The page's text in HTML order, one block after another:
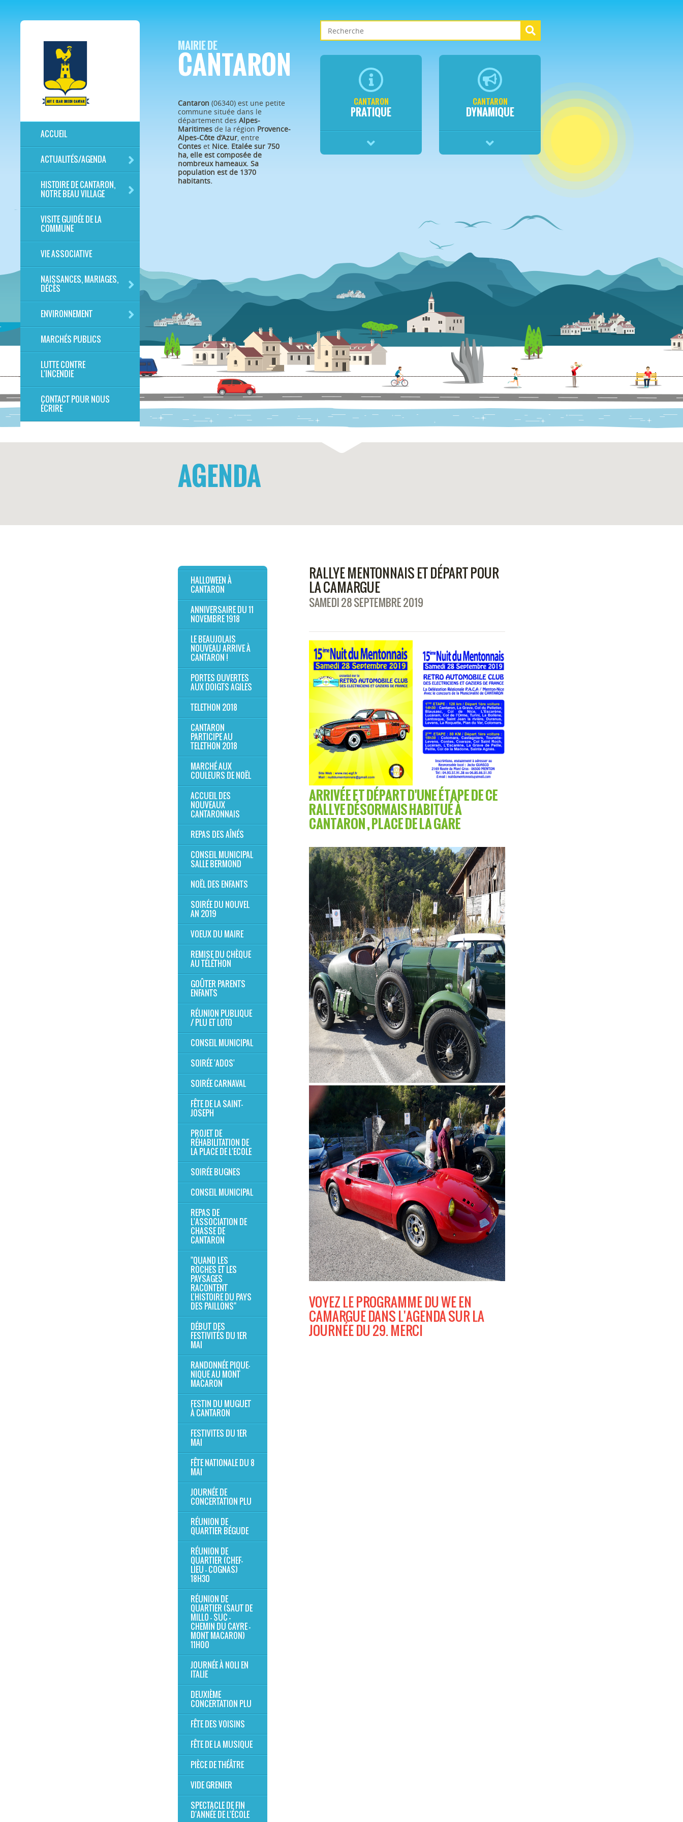
ACCUEIL
ACTUALITÉS/AGENDA
HISTOIRE DE CANTARON,
NOTRE BEAU VILLAGE
VISITE GUIDÉE DE LA
COMMUNE
VIE ASSOCIATIVE
NAISSANCES, MARIAGES,
DÉCÈS
ENVIRONNEMENT
MARCHÉS PUBLICS
LUTTE CONTRE
L'INCENDIE
CONTACT POUR NOUS
ÉCRIRE
MAIRIE DE
CANTARON
Cantaron (06340) est une petite
commune située dans le
département des Alpes-
Maritimes de la région Provence-
Alpes-Côte d’Azur, entre
Contes et Nice. Etalée sur 750
ha, elle est composée de
nombreux hameaux. Sa
population est de 1370
habitants.
CANTARON
PRATIQUE
CANTARON
DYNAMIQUE
AGENDA
HALLOWEEN À
CANTARON
ANNIVERSAIRE DU 11
NOVEMBRE 1918
LE BEAUJOLAIS
NOUVEAU ARRIVE À
CANTARON !
PORTES OUVERTES
AUX DOIGTS AGILES
TELETHON 2018
CANTARON
PARTICIPE AU
TELETHON 2018
MARCHÉ AUX
COULEURS DE NOËL
ACCUEIL DES
NOUVEAUX
CANTARONNAIS
REPAS DES AÎNÉS
CONSEIL MUNICIPAL
SALLE BERMOND
NOËL DES ENFANTS
SOIRÉE DU NOUVEL
AN 2019
VOEUX DU MAIRE
REMISE DU CHÈQUE
AU TÉLÉTHON
GOÛTER PARENTS
ENFANTS
RÉUNION PUBLIQUE
/ PLU ET LOTO
CONSEIL MUNICIPAL
SOIRÉE 'ADOS'
SOIRÉE CARNAVAL
FÊTE DE LA SAINT-
JOSEPH
PROJET DE
RÉHABILITATION DE
LA PLACE DE L'ECOLE
SOIRÉE BUGNES
CONSEIL MUNICIPAL
REPAS DE
L'ASSOCIATION DE
CHASSE DE
CANTARON
"QUAND LES
ROCHES ET LES
PAYSAGES
RACONTENT
L’HISTOIRE DU PAYS
DES PAILLONS"
DÉBUT DES
FESTIVITÉS DU 1ER
MAI
RANDONNÉE PIQUE-
NIQUE AU MONT
MACARON
FESTIN DU MUGUET
À CANTARON
FESTIVITES DU 1ER
MAI
FÊTE NATIONALE DU 8
MAI
JOURNÉE DE
CONCERTATION PLU
RÉUNION DE
QUARTIER BÉGUDE
RÉUNION DE
QUARTIER (CHEF-
LIEU - COGNAS)
18H30
RÉUNION DE
QUARTIER (SAUT DE
MILLO - SUC -
CHEMIN DU CAYRE -
MONT MACARON)
11H00
JOURNÉE À NOLI EN
ITALIE
DEUXIÈME
CONCERTATION PLU
FÊTE DES VOISINS
FÊTE DE LA MUSIQUE
PIÈCE DE THÉÂTRE
VIDE GRENIER
SPECTACLE DE FIN
D'ANNÉE DE L'ÉCOLE
RALLYE MENTONNAIS ET DÉPART POUR
LA CAMARGUE
SAMEDI 28 SEPTEMBRE 2019
ARRIVÉE ET DÉPART D'UNE ÉTAPE DE CE
RALLYE DÉSORMAIS HABITUÉ À
CANTARON , PLACE DE LA GARE
VOYEZ LE PROGRAMME DU WE EN
CAMARGUE DANS L'AGENDA SUR LA
JOURNÉE DU 29. MERCI